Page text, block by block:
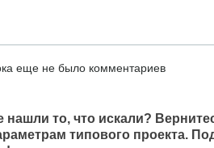
еще не было комментариев
нашли то, что искали?
типового проекта.